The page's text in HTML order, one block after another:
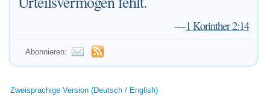
—1 Korinther 2:14
Abonnieren:
Zweisprachige Version (Deutsch / English)